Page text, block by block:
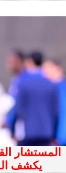
المستشار
يكشف